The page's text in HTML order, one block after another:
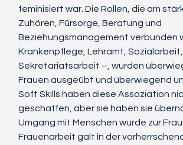
feminisiert war. Die Rollen, die am
Zuhören, Fürsorge, Beratung und
Beziehungsmanagement verbunden
Krankenpflege, Lehramt, Sozialarbeit,
Sekretariatsarbeit –, wurden
Frauen ausgeübt und überwiegend
Soft Skills haben diese Assoziation
geschaffen, aber sie haben sie
Umgang mit Menschen wurde zur
Frauenarbeit galt in der